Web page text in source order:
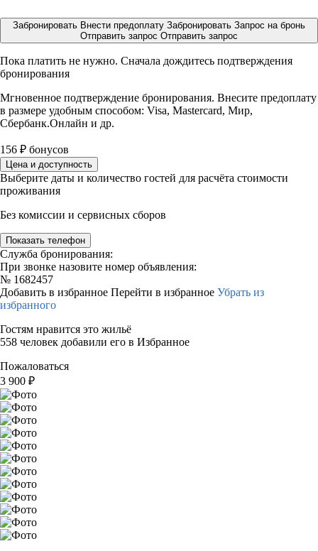
Забронировать Внести предоплату Забронировать Запрос на бронь
Отправить запрос Отправить запрос
Пока платить не нужно. Сначала дождитесь подтверждения
бронирования
Мгновенное подтверждение бронирования. Внесите предоплату
в размере удобным способом: Visa, Mastercard, Мир,
Сбербанк.Онлайн и др.
156 ₽ бонусов
Цена и доступность
Выберите даты и количество гостей для расчёта стоимости
проживания
Без комиссии и сервисных сборов
Показать телефон
Служба бронирования:
При звонке назовите номер объявления:
№ 1682457
Добавить в избранное Перейти в избранное Убрать из
избранного
Гостям нравится это жильё
558 человек добавили его в Избранное
Пожаловаться
3 900 ₽